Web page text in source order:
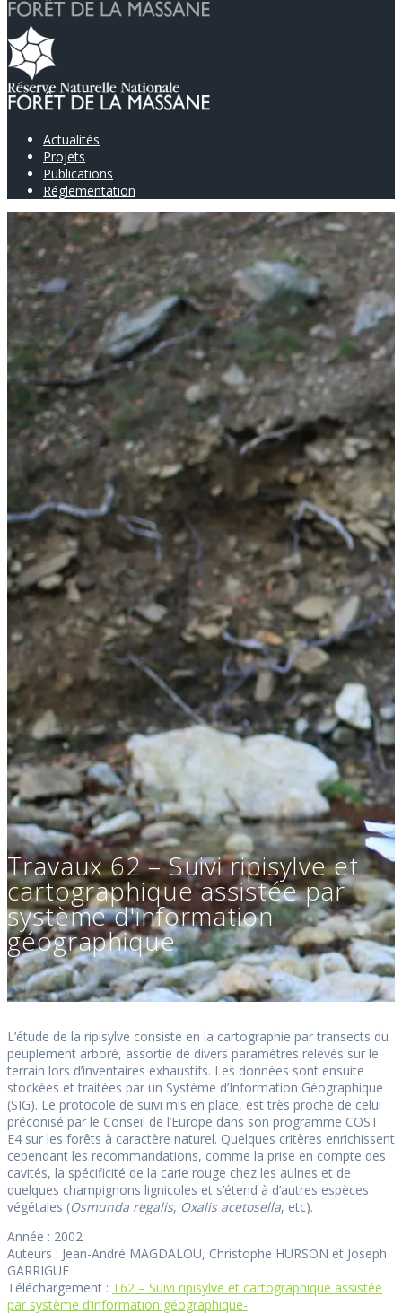
Actualités
Projets
Publications
Réglementation
Travaux 62 – Suivi ripisylve et
cartographique assistée par
système d'information
géographique
L’étude de la ripisylve consiste en la cartographie par transects du
peuplement arboré, assortie de divers paramètres relevés sur le
terrain lors d’inventaires exhaustifs. Les données sont ensuite
stockées et traitées par un Système d’Information Géographique
(SIG). Le protocole de suivi mis en place, est très proche de celui
préconisé par le Conseil de l’Europe dans son programme COST
E4 sur les forêts à caractère naturel. Quelques critères enrichissent
cependant les recommandations, comme la prise en compte des
cavités, la spécificité de la carie rouge chez les aulnes et de
quelques champignons lignicoles et s’étend à d’autres espèces
végétales (Osmunda regalis, Oxalis acetosella, etc).
Année : 2002
Auteurs : Jean-André MAGDALOU, Christophe HURSON et Joseph
GARRIGUE
Téléchargement : T62 – Suivi ripisylve et cartographique assistée
par système d’information géographique-